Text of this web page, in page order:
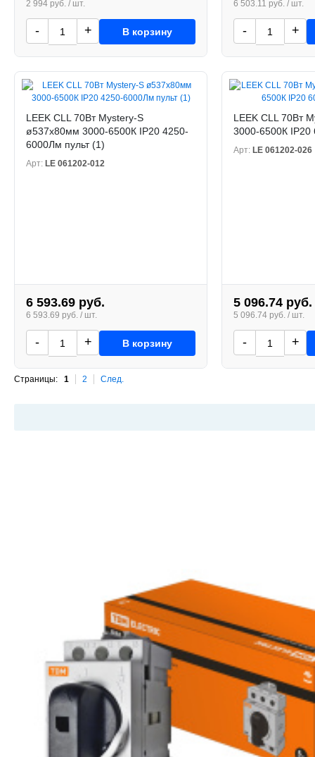
2 994 руб. / шт.
- + В корзину
6 503.11 руб. / шт.
- +
LEEK CLL 70Вт Mystery-S
ø537х80мм 3000-6500К IP20 4250-
6000Лм пульт (1)
Арт: LE 061202-012
6 593.69 руб.
6 593.69 руб. / шт.
- + В корзину
LEEK CLL 70Вт
3000-6500К IP20
Арт: LE 061202-026
5 096.74 руб.
5 096.74 руб. / шт.
- +
Страницы: 1 2 След.